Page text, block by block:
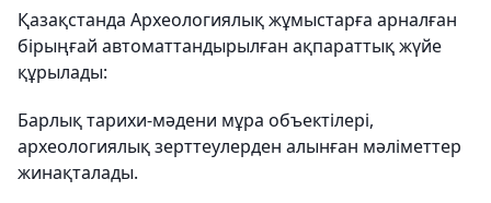
Қазақстанда Археологиялық жұмыстарға арналған
бірыңғай автоматтандырылған ақпараттық жүйе
құрылады:
Барлық тарихи-мәдени мұра объектілері,
археологиялық зерттеулерден алынған мәліметтер
жинақталады.